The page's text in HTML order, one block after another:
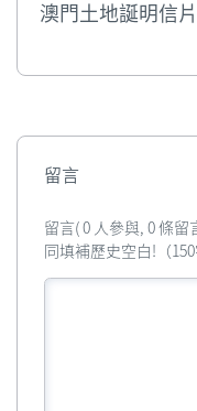
澳門土地誕明信片
留言
留言( 0 人參與, 0 條
同填補歷史空白!（150